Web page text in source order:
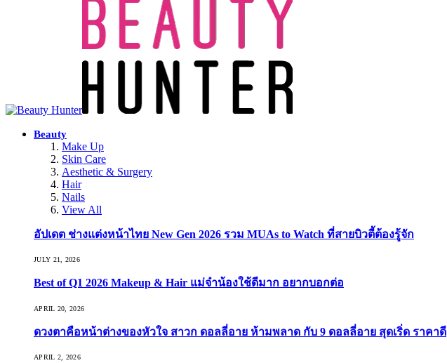
Beauty
Make Up
Skin Care
Aesthetic & Surgery
Hair
Nails
View All
อัปเดต ช่างแต่งหน้าไทย New Gen 2026 รวม MUAs to Watch ที่สายบิวตี้ต้องรู้จัก
JULY 21, 2026
Best of Q1 2026 Makeup & Hair แม่จ๋าน้องใช้ดีมาก อยากบอกต่อ
APRIL 20, 2026
ดวงตาคือหน้าต่างของหัวใจ สาวก ดอลลี่อาย ห้ามพลาด กับ 9 ดอลลี่อาย สุดเริ่ด ราคาดี
APRIL 2, 2026